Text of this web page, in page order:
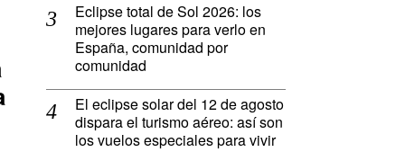
Eclipse total de Sol 2026: los
mejores lugares para verlo en
España, comunidad por
comunidad
El eclipse solar del 12 de agosto
dispara el turismo aéreo: así son
los vuelos especiales para vivir